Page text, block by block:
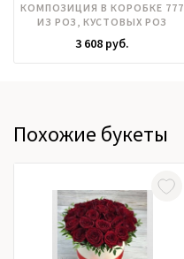
КОМПОЗИЦИЯ В КОРОБКЕ 777
ИЗ РОЗ, КУСТОВЫХ РОЗ
3 608 руб.
Похожие букеты